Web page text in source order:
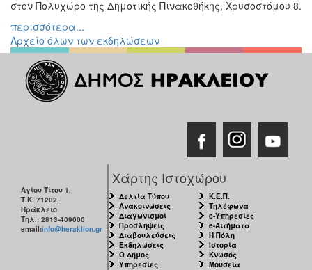
στον Πολυχώρο της Δημοτικής Πινακοθήκης, Χρυσοστόμου 8.
περισσότερα...
Αρχείο όλων των εκδηλώσεων
Αγίου Τίτου 1,
Τ.Κ. 71202,
Ηράκλειο
Τηλ.: 2813-409000
email:info@heraklion.gr
Χάρτης Ιστοχώρου
Δελτία Τύπου
Ανακοινώσεις
Διαγωνισμοί
Προσλήψεις
Διαβουλεύσεις
Εκδηλώσεις
Ο Δήμος
Υπηρεσίες
Κ.Ε.Π.
Τηλέφωνα
e-Υπηρεσίες
e-Αιτήματα
Η Πόλη
Ιστορία
Κνωσός
Μουσεία